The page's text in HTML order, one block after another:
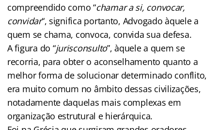
compreendido como “chamar a si, convocar,
convidar“, significa portanto, Advogado àquele a
quem se chama, convoca, convida sua defesa.
A figura do “jurisconsulto”, àquele a quem se
recorria, para obter o aconselhamento quanto a
melhor forma de solucionar determinado conflito,
era muito comum no âmbito dessas civilizações,
notadamente daquelas mais complexas em
organização estrutural e hierárquica.